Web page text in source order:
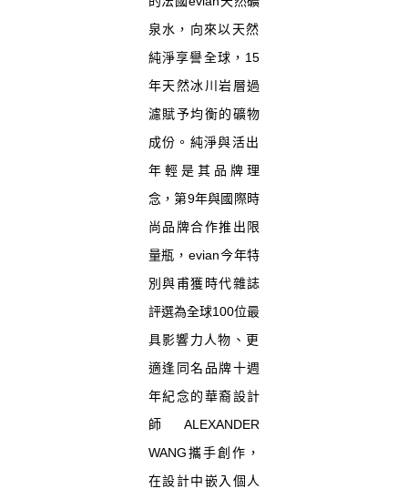
泉水， 向來以天然
純淨享譽全球， 15
年天然冰川岩層過
濾賦予均衡的礦物
成份。 純淨與活出
年輕是其品牌理
念，第9年與國際時
尚品牌合作推出限
量瓶，evian今年特
別與甫獲時代雜誌
評選為全球100位最
具影響力 人物、更
適逢同名品牌十週
年紀念的華裔設計
師ALEXANDER
WANG攜手創作，
在設計中嵌入個人